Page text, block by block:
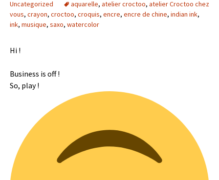
Uncategorized
aquarelle, atelier croctoo, atelier Croctoo chez
vous, crayon, croctoo, croquis, encre, encre de chine, indian ink,
ink, musique, saxo, watercolor
Hi !
Business is off !
So, play !